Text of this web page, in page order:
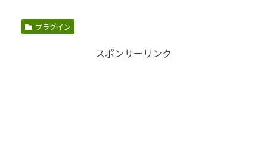
プラグイン
スポンサーリンク